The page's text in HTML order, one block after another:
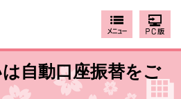
自動口座振替をご